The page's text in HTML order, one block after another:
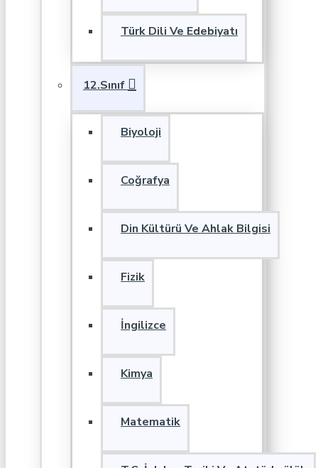
Türk Dili Ve Edebiyatı
12.Sınıf
Biyoloji
Coğrafya
Din Kültürü Ve Ahlak Bilgisi
Fizik
İngilizce
Kimya
Matematik